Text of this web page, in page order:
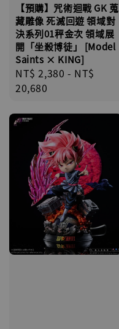
【預購】咒術迴戰 GK 蒐
藏雕像 死滅回遊 領域對
決系列01秤金次 領域展
開「坐殺博徒」 [Model
Saints × KING]
Regular
price
NT$ 2,380 - NT$
20,680